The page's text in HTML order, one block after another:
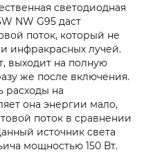
светодиодная
NW G95 даст
поток, который не
инфракрасных лучей.
выходит на полную
же после включения.
расходы на
она энергии мало,
поток в сравнении
источник света
мощностью 150 Вт.